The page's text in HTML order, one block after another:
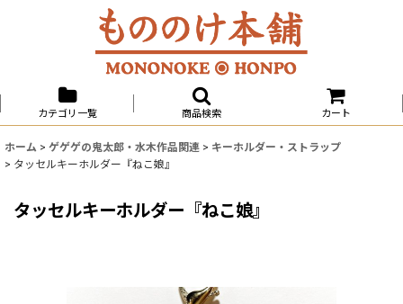
カテゴリ一覧 商品検索 カート
ホーム > ゲゲゲの鬼太郎・水木作品関連 > キーホルダー・ストラップ
> タッセルキーホルダー『ねこ娘』
タッセルキーホルダー『ねこ娘』